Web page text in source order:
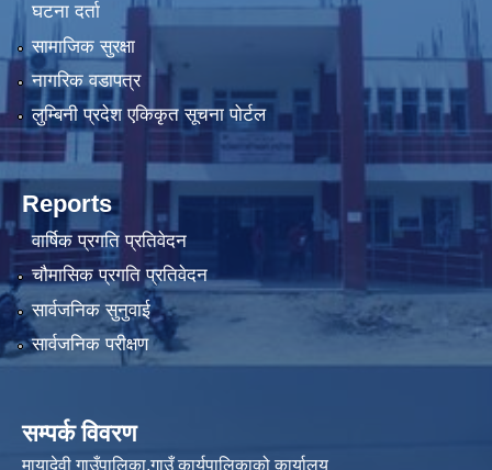
घटना दर्ता
सामाजिक सुरक्षा
नागरिक वडापत्र
लुम्बिनी प्रदेश एकिकृत सूचना पोर्टल
Reports
वार्षिक प्रगति प्रतिवेदन
चौमासिक प्रगति प्रतिवेदन
सार्वजनिक सुनुवाई
सार्वजनिक परीक्षण
सम्पर्क विवरण
मायादेवी गाउँपालिका,गाउँ कार्यपालिकाको कार्यालय